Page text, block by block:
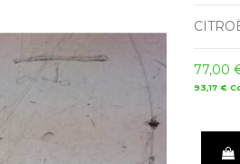
77,00
93,17 €